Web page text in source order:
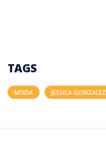
TAGS
MODA JESSICA GONZALEZ